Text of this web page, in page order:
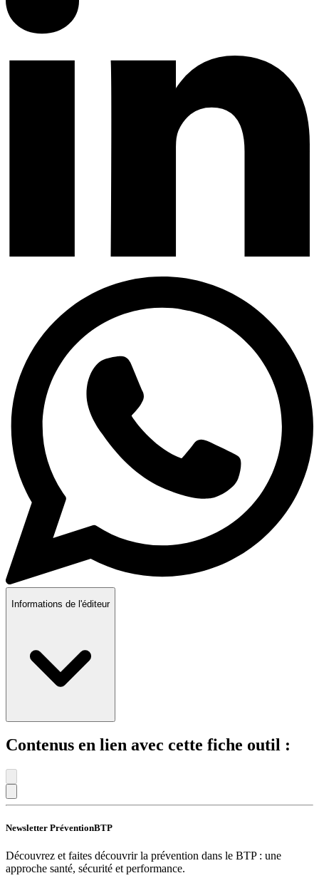
Informations de l'éditeur
Contenus en lien avec cette fiche outil :
Newsletter PréventionBTP
Découvrez et faites découvrir la prévention dans le BTP : une
approche santé, sécurité et performance.